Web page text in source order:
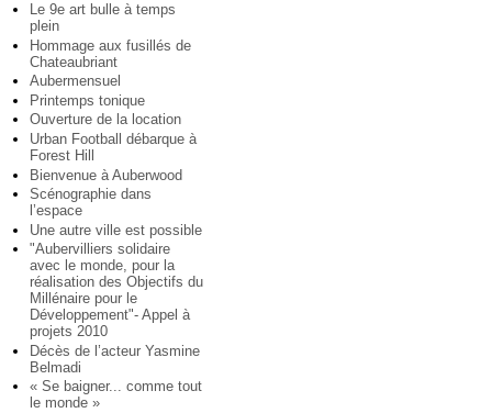
Le 9e art bulle à temps
plein
Hommage aux fusillés de
Chateaubriant
Aubermensuel
Printemps tonique
Ouverture de la location
Urban Football débarque à
Forest Hill
Bienvenue à Auberwood
Scénographie dans
l’espace
Une autre ville est possible
"Aubervilliers solidaire
avec le monde, pour la
réalisation des Objectifs du
Millénaire pour le
Développement"- Appel à
projets 2010
Décès de l’acteur Yasmine
Belmadi
« Se baigner... comme tout
le monde »